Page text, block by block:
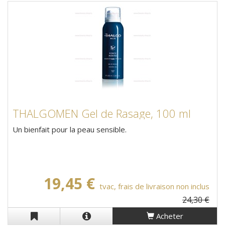
THALGOMEN Gel de Rasage, 100 ml
Un bienfait pour la peau sensible.
19,45 € tvac, frais de livraison non inclus
24,30 €
Acheter